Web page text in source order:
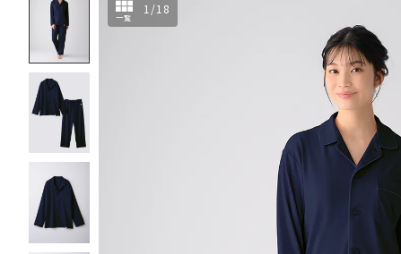
一覧
1 /18